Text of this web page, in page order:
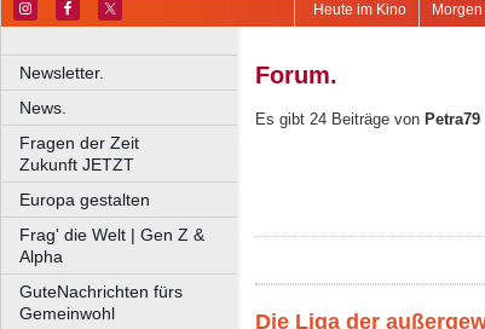
Heute im Kino
Newsletter.
News.
Fragen der Zeit
Zukunft JETZT
Europa gestalten
Frag' die Welt | Gen Z &
Alpha
GuteNachrichten fürs
Gemeinwohl
Forum.
Es gibt 24 Beiträge von Petra79
Die Liga der